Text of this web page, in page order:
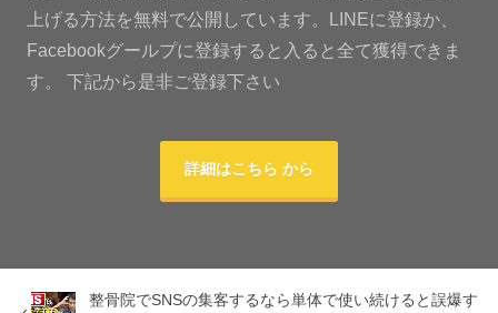
上げる方法を無料で公開しています。LINEに登録か、
Facebookグールプに登録すると入ると全て獲得できま
す。 下記から是非ご登録下さい
詳細はこちら から
整骨院でSNSの集客するなら単体で使い続けると誤爆す